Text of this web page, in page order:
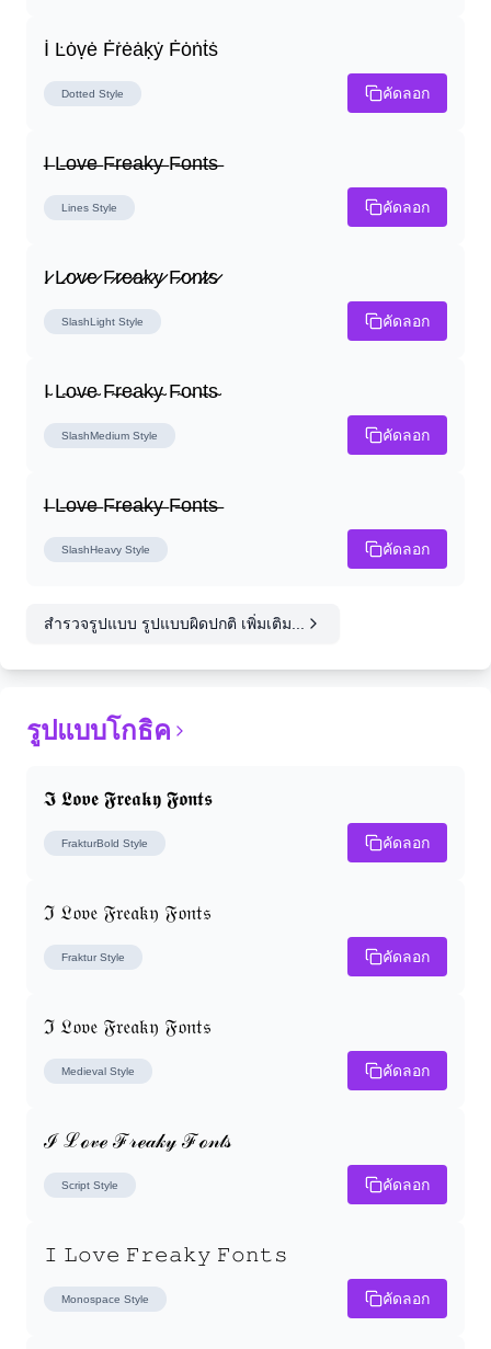
İ Ŀȯṿė Ḟṙėȧḳẏ Ḟȯṅṫṡ
Dotted Style คัดลอก
I̶ L̶o̶v̶e̶ F̶r̶e̶a̶k̶y̶ F̶o̶n̶t̶s̶
Lines Style คัดลอก
I̷ L̷o̷v̷e̷ F̷r̷e̷a̷k̷y̷ F̷o̷n̷t̷s̷
SlashLight Style คัดลอก
I̴ L̴o̴v̴e̴ F̴r̴e̴a̴k̴y̴ F̴o̴n̴t̴s̴
SlashMedium Style คัดลอก
I̶ L̶o̶v̶e̶ F̶r̶e̶a̶k̶y̶ F̶o̶n̶t̶s̶
SlashHeavy Style คัดลอก
สำรวจรูปแบบ รูปแบบผิดปกติ เพิ่มเติม...
รูปแบบโกธิค
𝕴 𝕷𝖔𝖛𝖊 𝕱𝖗𝖊𝖆𝖐𝖞 𝕱𝖔𝖓𝖙𝖘
FrakturBold Style คัดลอก
ℑ 𝔏𝔬𝔳𝔢 𝔉𝔯𝔢𝔞𝔨𝔶 𝔉𝔬𝔫𝔱𝔰
Fraktur Style คัดลอก
ℑ 𝔏𝔬𝔳𝔢 𝔉𝔯𝔢𝔞𝔨𝔶 𝔉𝔬𝔫𝔱𝔰
Medieval Style คัดลอก
ℐ ℒℴ𝓋ℯ ℱ𝓇ℯ𝒶𝓀𝓎 ℱℴ𝓃𝓉𝓈
Script Style คัดลอก
𝙸 𝙻𝚘𝚟𝚎 𝙵𝚛𝚎𝚊𝚔𝚢 𝙵𝚘𝚗𝚝𝚜
Monospace Style คัดลอก